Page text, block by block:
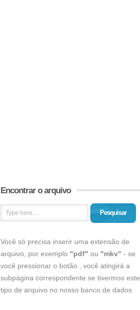
Encontrar o arquivo
Pesquisar
Você só precisa inserir uma extensão de
arquivo, por exemplo "pdf" ou "mkv" - se
você pressionar o botão , você atingirá a
subpágina correspondente se tivermos este
tipo de arquivo no nosso banco de dados